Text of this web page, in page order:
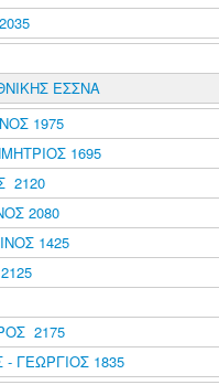
ΕΣΣΝΑ
1975
1695
2120
2080
1425
2175
ΓΕΩΡΓΙΟΣ 1835